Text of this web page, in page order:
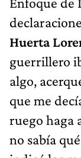
Huerta
guerrillero
algo,
que me
ruego haga
no sabía